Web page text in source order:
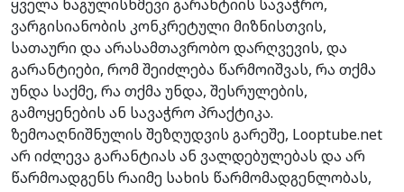
ყველა ნაგულისხმევი გარანტიის სავაჭრო,
ვარგისიანობის კონკრეტული მიზნისთვის,
სათაური და არასამთავრობო დარღვევის, და
გარანტიები, რომ შეიძლება წარმოიშვას, რა თქმა
უნდა საქმე, რა თქმა უნდა, შესრულების,
გამოყენების ან სავაჭრო პრაქტიკა.
ზემოაღნიშნულის შეზღუდვის გარეშე, Looptube.net
არ იძლევა გარანტიას ან ვალდებულებას და არ
წარმოადგენს რაიმე სახის წარმომადგენლობას,